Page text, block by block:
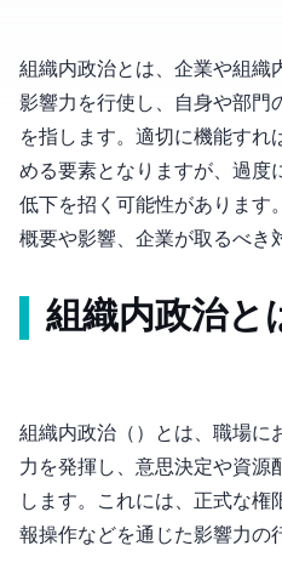
組織内政治とは、企業や組織
影響力を行使し、自身や部門
を指します。適切に機能すれ
める要素となりますが、過度
低下を招く可能性があります
概要や影響、企業が取るべき
組織内政治と
組織内政治（Organizational Politics）と
力を発揮し、意思決定や資源
します。これには、正式な
報操作などを通じた影響力の